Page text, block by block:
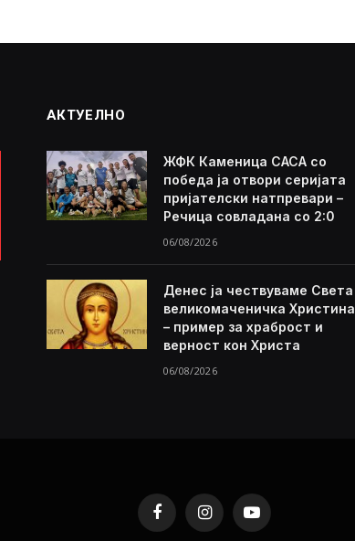
АКТУЕЛНО
ЖФК Каменица САСА со
победа ја отвори серијата
пријателски натпревари –
Речица совладана со 2:0
06/08/2026
Денес ја чествуваме Света
великомаченичка Христина
– пример за храброст и
верност кон Христа
06/08/2026
FacebookInstagramYouTube